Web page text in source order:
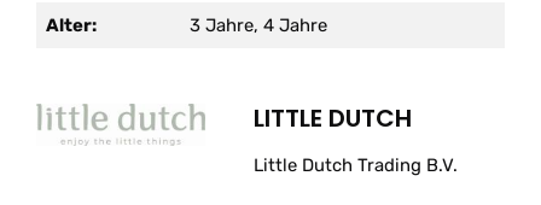
Alter: 3 Jahre, 4 Jahre
LITTLE DUTCH
Little Dutch Trading B.V.